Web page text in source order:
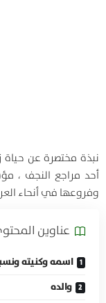
نبذة مختصرة عن حياة
أحد مراجع النجف ،
وفروعها في أنحاء
عناوين
اسمه وكنيته
والده